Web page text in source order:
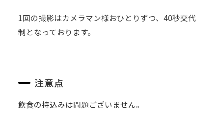
1回の撮影はカメラマン様おひとりずつ、40秒交代
制となっております。
注意点
飲食の持込みは問題ございません。